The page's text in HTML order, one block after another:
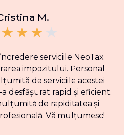
M.
serviciile NeoTax
impozitului. Personal
de serviciile acestei
desfășurat rapid și eficient.
de rapiditatea și
Vă mulțumesc!